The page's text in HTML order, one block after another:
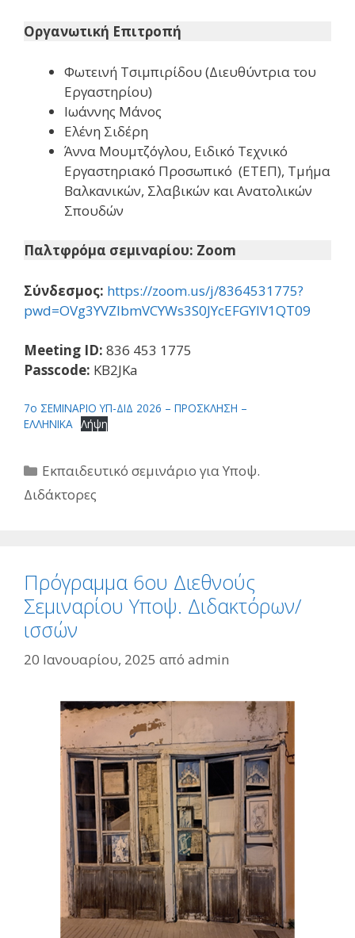
Οργανωτική Επιτροπή
Φωτεινή Τσιμπιρίδου (Διευθύντρια του
Εργαστηρίου)
Ιωάννης Μάνος
Ελένη Σιδέρη
Άννα Μουμτζόγλου, Ειδικό Τεχνικό
Εργαστηριακό Προσωπικό (ΕΤΕΠ), Τμήμα
Βαλκανικών, Σλαβικών και Ανατολικών
Σπουδών
Παλτφρόμα σεμιναρίου: Zoom
Σύνδεσμος: https://zoom.us/j/8364531775?
pwd=OVg3YVZlbmVCYWs3S0JYcEFGYlV1QT09
Meeting ID: 836 453 1775
Passcode: KB2JKa
7ο ΣΕΜΙΝΑΡΙΟ ΥΠ-ΔΙΔ 2026 – ΠΡΟΣΚΛΗΣΗ –
ΕΛΛΗΝΙΚΑ Λήψη
Κατηγορίες
Εκπαιδευτικό σεμινάριο για Υποψ.
Διδάκτορες
Πρόγραμμα 6ου Διεθνούς
Σεμιναρίου Υποψ. Διδακτόρων/
ισσών
20 Ιανουαρίου, 2025 από admin